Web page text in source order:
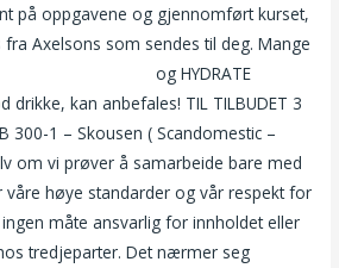
på oppgavene og gjennomført kurset,
Axelsons som sendes til deg. Mange
og HYDRATE
drikke, kan anbefales! TIL TILBUDET 3
300-1 – Skousen ( Scandomestic –
om vi prøver å samarbeide bare med
høye standarder og vår respekt for
måte ansvarlig for innholdet eller
tredjeparter. Det nærmer seg